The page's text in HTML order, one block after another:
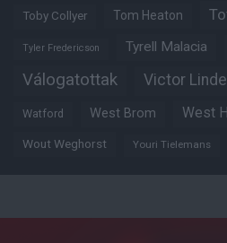
Toby Collyer Tom Heaton
Tyler Fredericson Tyrell Malacia
Válogatottak Victor
Watford West Brom West
Wout Weghorst Youri Tielemans